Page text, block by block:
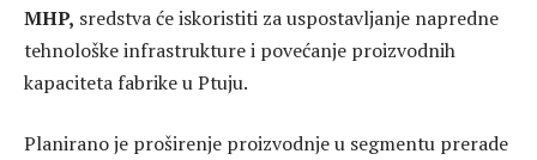
MHP, sredstva će iskoristiti za uspostavljanje napredne
tehnološke infrastrukture i povećanje proizvodnih
kapaciteta fabrike u Ptuju.
Planirano je proširenje proizvodnje u segmentu prerade